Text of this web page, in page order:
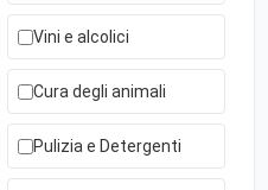
Vini e alcolici
Cura degli animali
Pulizia e Detergenti